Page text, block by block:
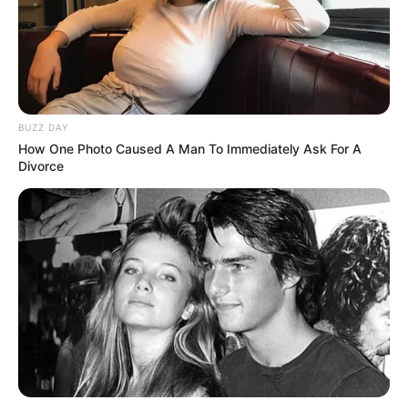
BUZZ DAY
How One Photo Caused A Man To Immediately Ask For A
Divorce